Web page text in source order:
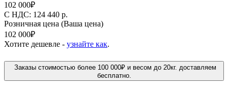
102 000₽
C НДС: 124 440 р.
Розничная цена (Ваша цена)
102 000₽
Хотите дешевле - узнайте как.
Заказы стоимостью более 100 000₽ и весом до 20кг. доставляем
бесплатно.